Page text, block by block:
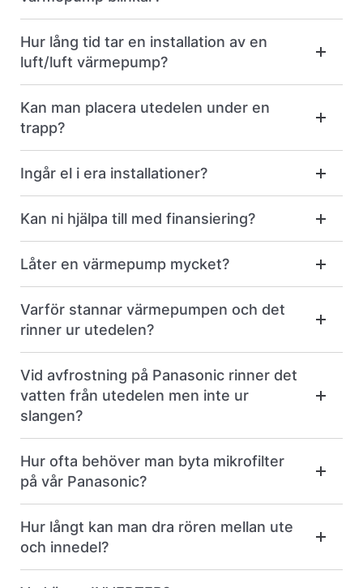
Hur lång tid tar en installation av en
luft/luft värmepump?
Kan man placera utedelen under en
trapp?
Ingår el i era installationer?
Kan ni hjälpa till med finansiering?
Låter en värmepump mycket?
Varför stannar värmepumpen och det
rinner ur utedelen?
Vid avfrostning på Panasonic rinner det
vatten från utedelen men inte ur
slangen?
Hur ofta behöver man byta mikrofilter
på vår Panasonic?
Hur långt kan man dra rören mellan ute
och innedel?